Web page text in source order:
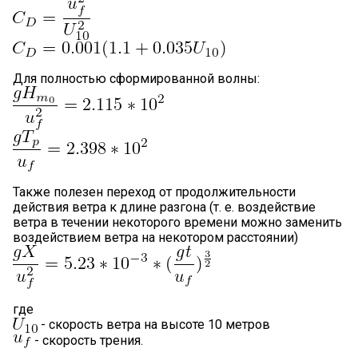
Для полностью сформированной волны:
Также полезен переход от продолжительности
действия ветра к длине разгона (т. е. воздействие
ветра в течении некоторого времени можно заменить
воздействием ветра на некотором расстоянии)
где
- скорость ветра на высоте 10 метров
- скорость трения.